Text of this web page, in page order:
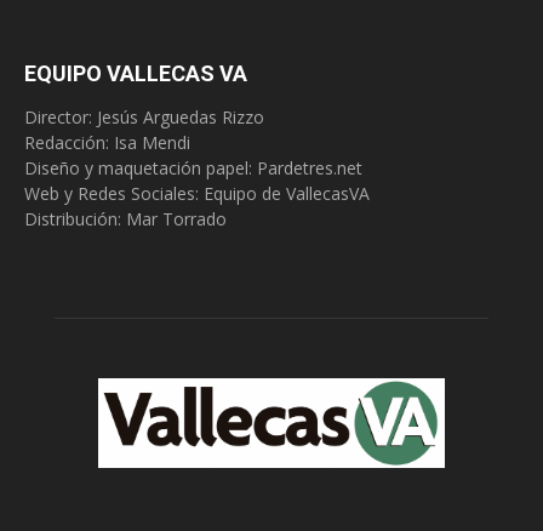
EQUIPO VALLECAS VA
Director: Jesús Arguedas Rizzo
Redacción: Isa Mendi
Diseño y maquetación papel: Pardetres.net
Web y Redes Sociales: Equipo de VallecasVA
Distribución: Mar Torrado